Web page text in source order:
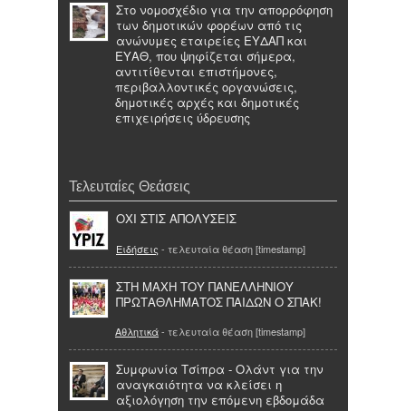
Στο νομοσχέδιο για την απορρόφηση
των δημοτικών φορέων από τις
ανώνυμες εταιρείες ΕΥΔΑΠ και
ΕΥΑΘ, που ψηφίζεται σήμερα,
αντιτίθενται επιστήμονες,
περιβαλλοντικές οργανώσεις,
δημοτικές αρχές και δημοτικές
επιχειρήσεις ύδρευσης
Τελευταίες Θεάσεις
ΟΧΙ ΣΤΙΣ ΑΠΟΛΥΣΕΙΣ
Ειδήσεις - τελευταία θέαση [timestamp]
ΣΤΗ ΜΑΧΗ ΤΟΥ ΠΑΝΕΛΛΗΝΙΟΥ
ΠΡΩΤΑΘΛΗΜΑΤΟΣ ΠΑΙΔΩΝ Ο ΣΠΑΚ!
Αθλητικά- τελευταία θέαση [timestamp]
Συμφωνία Τσίπρα - Ολάντ για την
αναγκαιότητα να κλείσει η
αξιολόγηση την επόμενη εβδομάδα